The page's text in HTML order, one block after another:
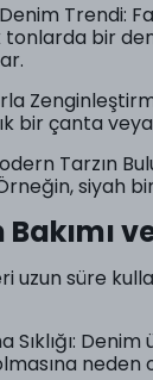
Trendi:
tonlarda bir
bir çanta
Tarzın
siyah
Bakımı
uzun süre
Sıklığı:
neden